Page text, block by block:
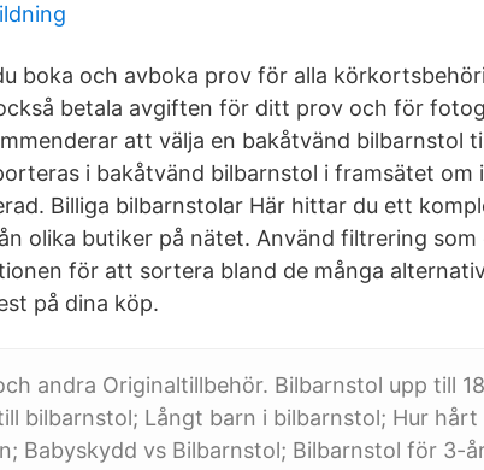
boka och avboka prov för alla
betala avgiften för ditt prov och för
att välja en bakåtvänd bilbarnstol
i bakåtvänd bilbarnstol i framsätet om
Billiga bilbarnstolar Här hittar du ett
olika butiker på nätet. Använd filtrering
för att sortera bland de många
på dina köp.
andra Originaltillbehör. Bilbarnstol upp till
bilbarnstol; Långt barn i bilbarnstol; Hur hårt
Babyskydd vs Bilbarnstol; Bilbarnstol för 3-